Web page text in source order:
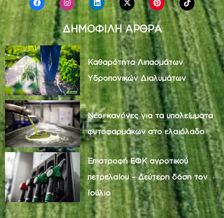
ΔΗΜΟΦΙΛΗ ΑΡΘΡΑ
Καθαρότητα Λιπασμάτων
Υδροπονικών Διαλυμάτων
Νέοι κανόνες για τα υπολείμματα
φυτοφαρμάκων στο ελαιόλαδο
Επιστροφή ΕΦΚ αγροτικού
πετρελαίου – Δεύτερη δόση τον
Ιούλιο